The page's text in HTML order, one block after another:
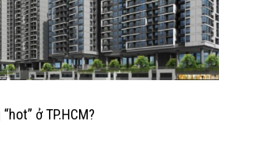
ở TP.HCM?